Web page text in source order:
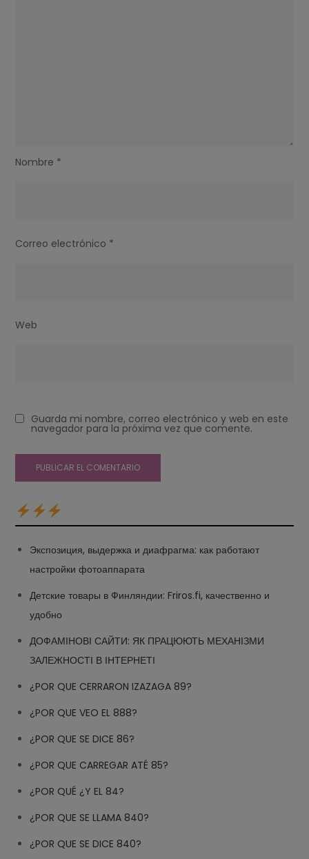
Nombre *
Correo electrónico *
Web
Guarda mi nombre, correo electrónico y web en este
navegador para la próxima vez que comente.
Экспозиция, выдержка и диафрагма: как работают
настройки фотоаппарата
Детские товары в Финляндии: Friros.fi, качественно и
удобно
ДОФАМІНОВІ САЙТИ: ЯК ПРАЦЮЮТЬ МЕХАНІЗМИ
ЗАЛЕЖНОСТІ В ІНТЕРНЕТІ
¿POR QUE CERRARON IZAZAGA 89?
¿POR QUE VEO EL 888?
¿POR QUE SE DICE 86?
¿POR QUE CARREGAR ATÉ 85?
¿POR QUÉ ¿Y EL 84?
¿POR QUE SE LLAMA 840?
¿POR QUE SE DICE 840?